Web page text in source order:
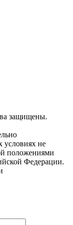
защищены.
условиях не
положениями
Федерации.